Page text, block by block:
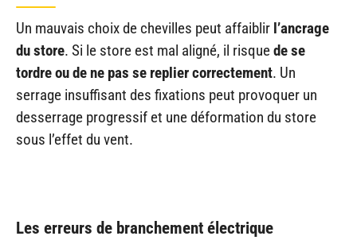
Un mauvais choix de chevilles peut affaiblir l’ancrage
du store. Si le store est mal aligné, il risquede se
tordre ou de ne pas se replier correctement. Un
serrage insuffisant des fixations peut provoquer un
desserrage progressif et une déformation du store
sous l’effet du vent.
Les erreurs de branchement électrique